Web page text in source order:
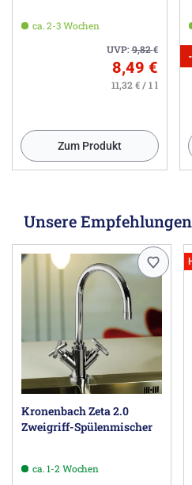
ca. 2-3 Wochen
UVP:9,82€
8,49 €
11,32 € / 1 l
Zum Produkt
Unsere Empfehlungen
Kronenbach Zeta 2.0
Zweigriff-Spülenmischer
ca. 1-2 Wochen